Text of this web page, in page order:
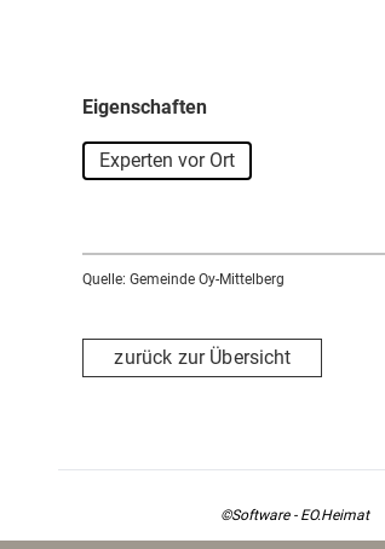
Eigenschaften
Experten vor Ort
Quelle: Gemeinde Oy-Mittelberg
zurück zur Übersicht
©Software - EO.Heimat